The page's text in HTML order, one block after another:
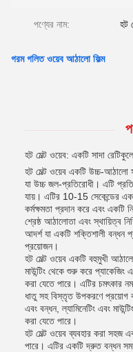
পণ্যের নাম: হট
গরম গলিত ওয়েব আঠালো ফিল্ম
হট মেল্ট ওয়েব: একটি সাদা
হট মেল্ট ওয়েব একটি উচ্চ-আঠালো
যা উচ্চ জল-প্রতিরোধী। এটি
যায়। এটির 10-15 সেকেন্ডের
কর্মক্ষমতা প্রদান করে এবং
শ্রেষ্ঠ আঠালোতা এবং স্থায়িত্ব
আদর্শ যা একটি শক্তিশালী বন্ধন
প্রয়োজন।
হট মেল্ট ওয়েব একটি বহুমুখী
মাউন্টিং থেকে শুরু করে প্যাকেজিং
করা যেতে পারে। এটির চমৎকার
ধাতু সহ বিস্তৃত উপকরণে প্রয়োগ
এবং বন্ধন, ল্যামিনেটিং এবং
করা যেতে পারে।
হট মেল্ট ওয়েব ব্যবহার করা সহজ
পারে। এটির একটি দ্রুত বন্ধন